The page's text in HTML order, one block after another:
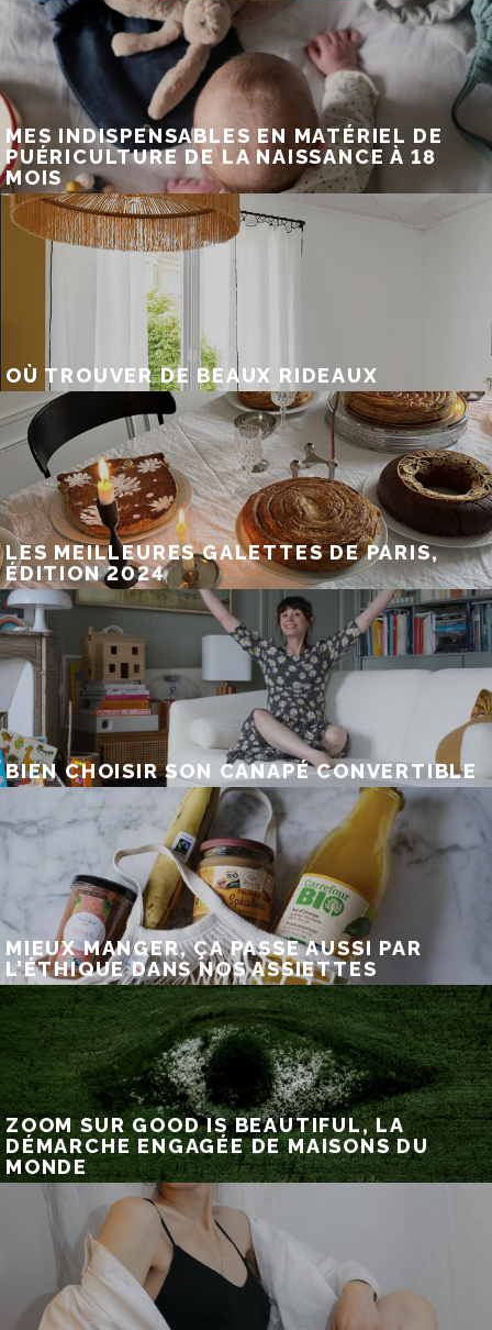
MES INDISPENSABLES EN MATÉRIEL DE
PUÉRICULTURE DE LA NAISSANCE À 18
MOIS
OÙ TROUVER DE BEAUX RIDEAUX
LES MEILLEURES GALETTES DE PARIS,
ÉDITION 2024
BIEN CHOISIR SON CANAPÉ CONVERTIBLE
MIEUX MANGER, ÇA PASSE AUSSI PAR
L’ÉTHIQUE DANS NOS ASSIETTES
ZOOM SUR GOOD IS BEAUTIFUL, LA
DÉMARCHE ENGAGÉE DE MAISONS DU
MONDE